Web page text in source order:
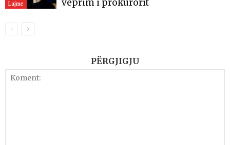
Lajme
veprim i prokurorit
PËRGJIGJU